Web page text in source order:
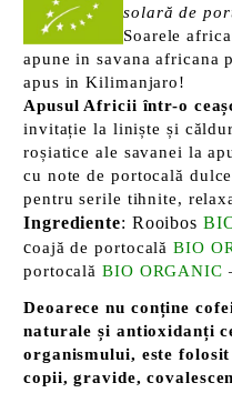
solară de
Soarele
apune in savana africana
apus in Kilimanjaro!
Apusul Africii într-o
invitație la liniște și
roșiatice ale savanei la
cu note de portocală
pentru serile tihnite,
Ingrediente: Rooibos
coajă de portocalăBIO
portocalăBIO ORGANIC
Deoarece nu conține
naturale și antioxidanți
organismului, este
copii, gravide,